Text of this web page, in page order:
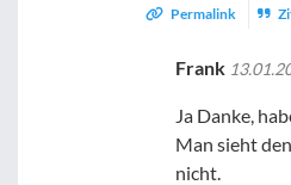
Permalink
Frank
Ja Danke,
Man sieht
nicht.